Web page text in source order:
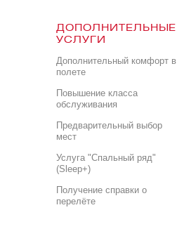
ДОПОЛНИТЕЛЬНЫЕ
УСЛУГИ
Дополнительный комфорт в
полете
Повышение класса
обслуживания
Предварительный выбор
мест
Услуга "Спальный ряд"
(Sleep+)
Получение справки о
перелёте